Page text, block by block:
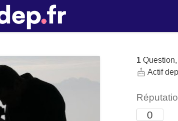
1Question,
Actif
0